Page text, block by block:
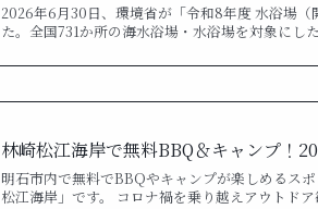
2026年6月30日、環境省が「令和8年度 水浴場
た。全国731か所の海水浴場・水浴場を対象にし
林崎松江海岸で無料BBQ＆キャンプ！
明石市内で無料でBBQやキャンプが楽しめるス
松江海岸」です。 コロナ禍を乗り越えアウトド